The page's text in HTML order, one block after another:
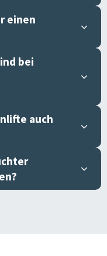
einen
bei
auch